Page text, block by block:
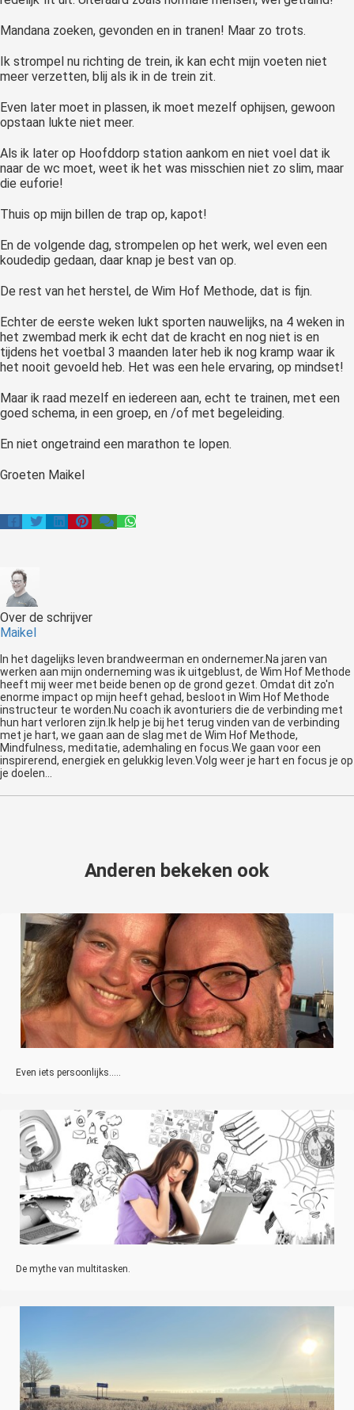
Mandana zoeken, gevonden en in tranen! Maar zo trots.
Ik strompel nu richting de trein, ik kan echt mijn voeten niet
meer verzetten, blij als ik in de trein zit.
Even later moet in plassen, ik moet mezelf ophijsen, gewoon
opstaan lukte niet meer.
Als ik later op Hoofddorp station aankom en niet voel dat ik
naar de wc moet, weet ik het was misschien niet zo slim, maar
die euforie!
Thuis op mijn billen de trap op, kapot!
En de volgende dag, strompelen op het werk, wel even een
koudedip gedaan, daar knap je best van op.
De rest van het herstel, de Wim Hof Methode, dat is fijn.
Echter de eerste weken lukt sporten nauwelijks, na 4 weken in
het zwembad merk ik echt dat de kracht en nog niet is en
tijdens het voetbal 3 maanden later heb ik nog kramp waar ik
het nooit gevoeld heb. Het was een hele ervaring, op mindset!
Maar ik raad mezelf en iedereen aan, echt te trainen, met een
goed schema, in een groep, en /of met begeleiding.
En niet ongetraind een marathon te lopen.
Groeten Maikel
Over de schrijver
Maikel
In het dagelijks leven brandweerman en ondernemer.Na jaren van
werken aan mijn onderneming was ik uitgeblust, de Wim Hof Methode
heeft mij weer met beide benen op de grond gezet. Omdat dit zo'n
enorme impact op mijn heeft gehad, besloot in Wim Hof Methode
instructeur te worden.Nu coach ik avonturiers die de verbinding met
hun hart verloren zijn.Ik help je bij het terug vinden van de verbinding
met je hart, we gaan aan de slag met de Wim Hof Methode,
Mindfulness, meditatie, ademhaling en focus.We gaan voor een
inspirerend, energiek en gelukkig leven.Volg weer je hart en focus je op
je doelen...
Anderen bekeken ook
Even iets persoonlijks.....
De mythe van multitasken.